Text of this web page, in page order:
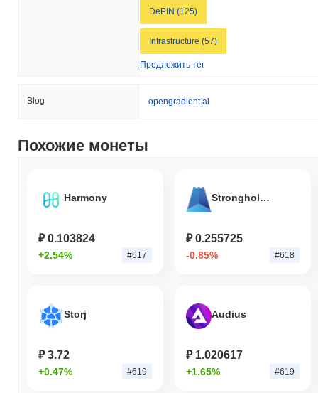
DePIN (125)
Infrastructure (57)
Предложить тег
Blog opengradient.ai
Похожие монеты
Harmony
₽ 0.103824
+2.54% #617
Stronghold Token
₽ 0.255725
-0.85% #618
Storj
₽ 3.72
+0.47% #619
Audius
₽ 1.020617
+1.65% #619